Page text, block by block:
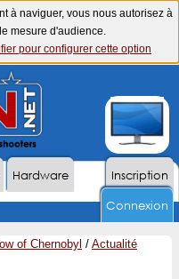
à naviguer, vous nous autorisez à
mesure d'audience.
pour configurer cette option
Inscription
Hardware
Connexion
of Chernobyl / Actualité